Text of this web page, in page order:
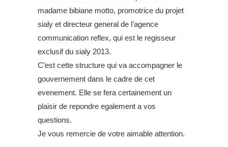
madame bibiane motto, promotrice du projet
sialy et directeur general de l’agence
communication reflex, qui est le regisseur
exclusif du sialy 2013.
C’est cette structure qui va accompagner le
gouvernement dans le cadre de cet
evenement. Elle se fera certainement un
plaisir de repondre egalement a vos
questions.
Je vous remercie de votre aimable attention.